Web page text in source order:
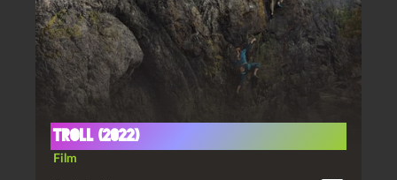
Troll (2022)
Film